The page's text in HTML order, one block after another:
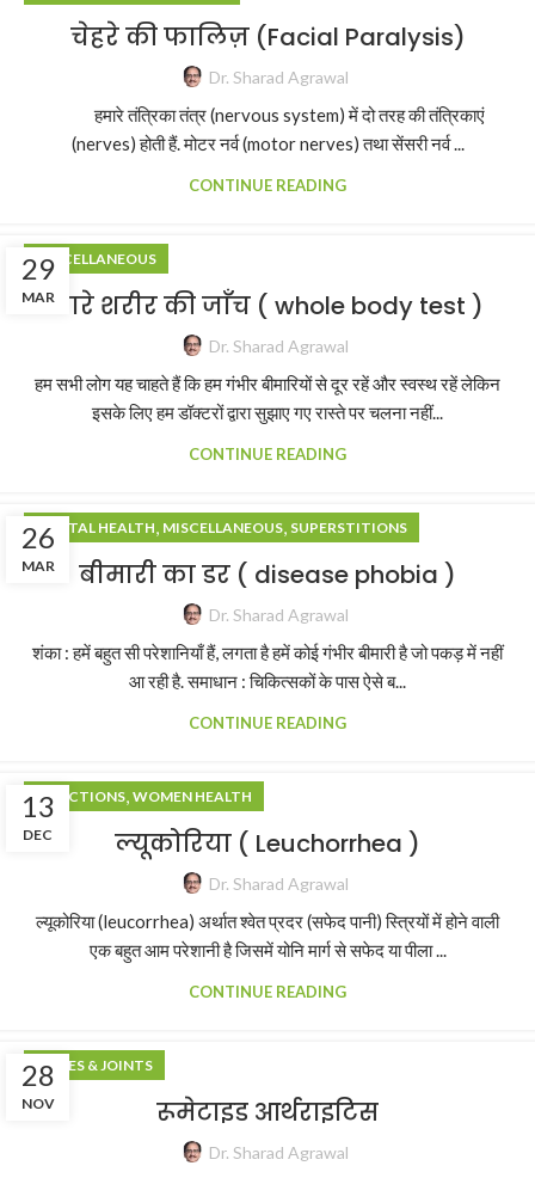
चेहरे की फालिज़ (Facial Paralysis)
Dr. Sharad Agrawal
हमारे तंत्रिका तंत्र (nervous system) में दो तरह की तंत्रिकाएं
(nerves) होती हैं. मोटर नर्व (motor nerves) तथा सेंसरी नर्व ...
CONTINUE READING
29
MAR
MISCELLANEOUS
सारे शरीर की जाँच ( whole body test )
Dr. Sharad Agrawal
हम सभी लोग यह चाहते हैं कि हम गंभीर बीमारियों से दूर रहें और स्वस्थ रहें लेकिन
इसके लिए हम डॉक्टरों द्वारा सुझाए गए रास्ते पर चलना नहीं...
CONTINUE READING
26
MAR
MENTAL HEALTH, MISCELLANEOUS, SUPERSTITIONS
बीमारी का डर ( disease phobia )
Dr. Sharad Agrawal
शंका : हमें बहुत सी परेशानियाँ हैं, लगता है हमें कोई गंभीर बीमारी है जो पकड़ में नहीं
आ रही है. समाधान : चिकित्सकों के पास ऐसे ब...
CONTINUE READING
13
DEC
INFECTIONS, WOMEN HEALTH
ल्यूकोरिया ( Leuchorrhea )
Dr. Sharad Agrawal
ल्यूकोरिया (leucorrhea) अर्थात श्वेत प्रदर (सफेद पानी) स्त्रियों में होने वाली
एक बहुत आम परेशानी है जिसमें योनि मार्ग से सफेद या पीला ...
CONTINUE READING
28
NOV
BONES & JOINTS
रूमेटाइड आर्थराइटिस
Dr. Sharad Agrawal